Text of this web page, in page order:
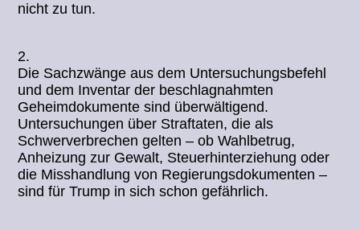
nicht zu tun.
2.
Die Sachzwänge aus dem Untersuchungsbefehl
und dem Inventar der beschlagnahmten
Geheimdokumente sind überwältigend.
Untersuchungen über Straftaten, die als
Schwerverbrechen gelten – ob Wahlbetrug,
Anheizung zur Gewalt, Steuerhinterziehung oder
die Misshandlung von Regierungsdokumenten –
sind für Trump in sich schon gefährlich.